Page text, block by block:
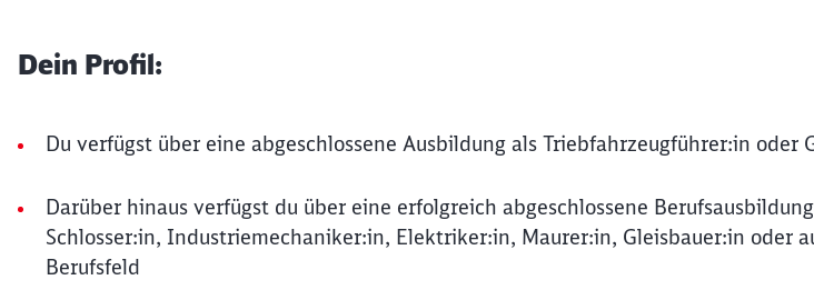
Dein Profil:
Du verfügst über eine abgeschlossene Ausbildung als Triebfahrzeugführer:in oder
Darüber hinaus verfügst du über eine erfolgreich abgeschlossene
Schlosser:in, Industriemechaniker:in, Elektriker:in, Maurer:in, Gleisbauer:in oder
Berufsfeld